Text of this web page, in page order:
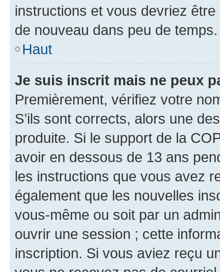
instructions et vous devriez
de nouveau dans peu de temps.
Haut
Je suis inscrit mais ne peux
Premièrement, vérifiez votre
S’ils sont corrects, alors une
produite. Si le support de la
avoir en dessous de 13 ans
les instructions que vous avez
également que les nouvelles
vous-même ou soit par un
ouvrir une session ; cette
inscription. Si vous aviez reçu